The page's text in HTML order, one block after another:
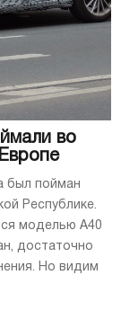
во
был пойман
Республике.
моделью A40
достаточно
Но видим